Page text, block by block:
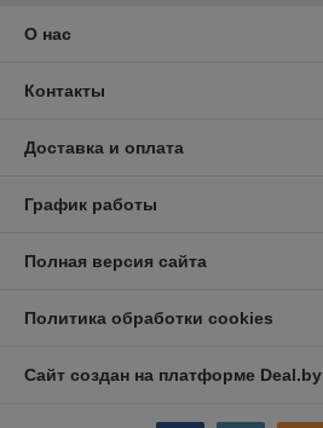
О нас
Контакты
Доставка и оплата
График работы
Полная версия сайта
Политика обработки cookies
Сайт создан на платформе Deal.by